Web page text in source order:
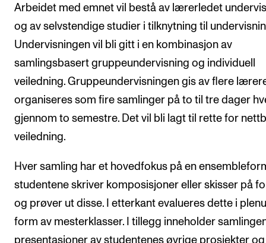
Arbeidet med emnet vil bestå av lærerledet
og av selvstendige studier i tilknytning til
Undervisningen vil bli gitt i en kombinasjon av
samlingsbasert gruppeundervisning og individuell
veiledning. Gruppeundervisningen gis av flere
organiseres som fire samlinger på to til tre dager
gjennom to semestre. Det vil bli lagt til rette for
veiledning.
Hver samling har et hovedfokus på en
studentene skriver komposisjoner eller skisser på
og prøver ut disse. I etterkant evalueres dette i
form av mesterklasser. I tillegg inneholder
presentasjoner av studentenes øvrige prosjekter og